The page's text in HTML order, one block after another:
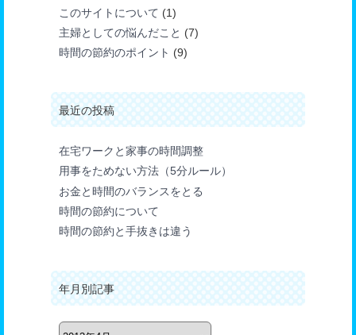
このサイトについて (1)
主婦としての悩んだこと (7)
時間の節約のポイント (9)
最近の投稿
在宅ワークと家事の時間調整
用事をためない方法（5分ルール）
お金と時間のバランスをとる
時間の節約について
時間の節約と手抜きは違う
年月別記事
年